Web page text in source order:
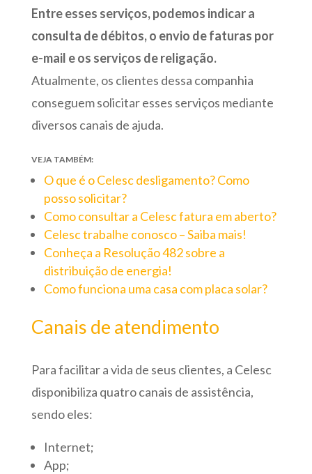
Entre esses serviços, podemos indicar a
consulta de débitos, o envio de faturas por
e-mail e os serviços de religação.
Atualmente, os clientes dessa companhia
conseguem solicitar esses serviços mediante
diversos canais de ajuda.
VEJA TAMBÉM:
O que é o Celesc desligamento? Como
posso solicitar?
Como consultar a Celesc fatura em aberto?
Celesc trabalhe conosco – Saiba mais!
Conheça a Resolução 482 sobre a
distribuição de energia!
Como funciona uma casa com placa solar?
Canais de atendimento
Para facilitar a vida de seus clientes, a Celesc
disponibiliza quatro canais de assistência,
sendo eles:
Internet;
App;